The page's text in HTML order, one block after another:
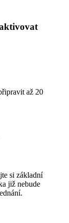
až 20
si základní
již nebude